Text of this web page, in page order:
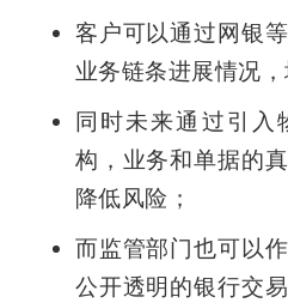
客户可以通过网银
业务链条进展情况
同时未来通过引入
构，业务和单据的
降低风险；
而监管部门也可以
公开透明的银行交